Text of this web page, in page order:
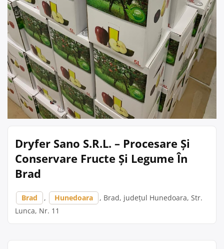
Dryfer Sano S.R.L. – Procesare Și
Conservare Fructe Și Legume În
Brad
Brad , Hunedoara
, Brad, județul Hunedoara, Str.
Lunca, Nr. 11